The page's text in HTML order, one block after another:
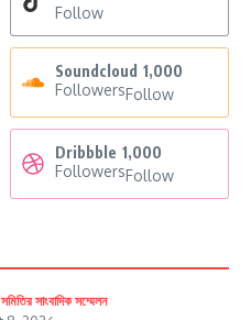
Follow
Soundcloud 1,000
FollowersFollow
Dribbble 1,000
FollowersFollow
সমিতির সাংবাদিক সম্মেলন